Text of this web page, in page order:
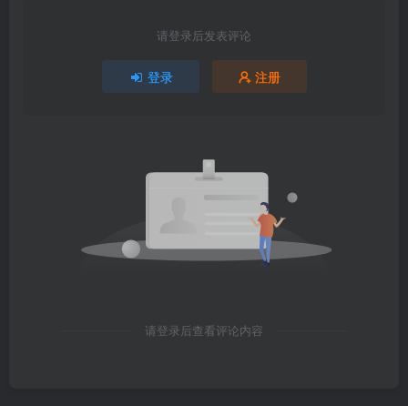
请登录后发表评论
登录 注册
请登录后查看评论内容